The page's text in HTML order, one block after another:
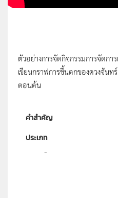
ตัวอย่างการจัดกิจกรรมการจัดกา
เขียนกราฟการขึ้นตกของดวงจัน
ตอนต้น
คำสำคัญ
ประเภท